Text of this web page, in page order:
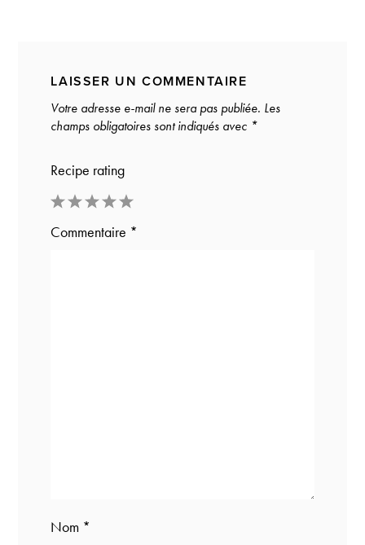
LAISSER UN COMMENTAIRE
Votre adresse e-mail ne sera pas publiée. Les
champs obligatoires sont indiqués avec *
Recipe rating
Stars
Stars
Stars
Stars
1
Star
Commentaire *
Nom *